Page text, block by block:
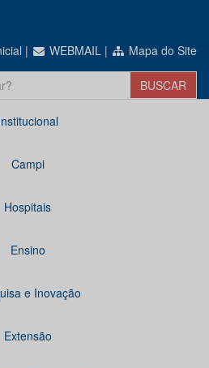
| WEBMAIL | Mapa do Site
Campi
Hospitais
Ensino
e Inovação
Extensão